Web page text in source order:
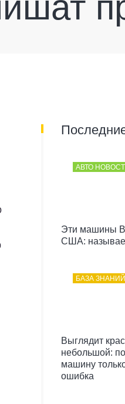
АВТО
Эти машины
США:
БАЗА ЗНАНИЙ
Выглядит
небольшой:
машину
ошибка